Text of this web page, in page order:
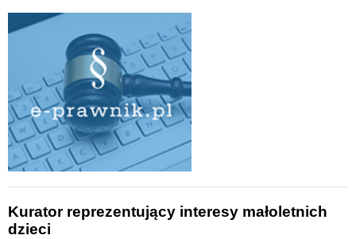
Kurator reprezentujący interesy małoletnich
dzieci